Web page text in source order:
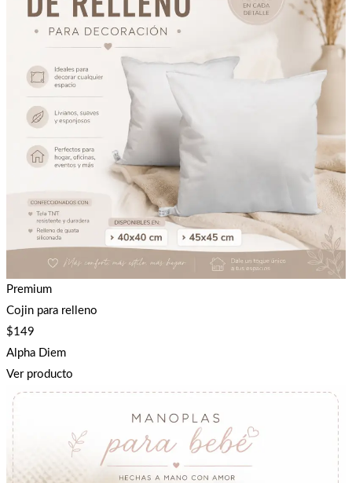
Premium
Cojin para relleno
$149
Alpha Diem
Ver producto